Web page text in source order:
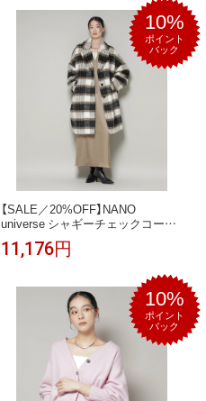
10%
ポイント
バック
【SALE／20%OFF】NANO
universe シャギーチェックコート
ナノユニバース ジャケット・アウ
ター その他のジャケット・アウタ
11,176円
10%
ポイント
バック